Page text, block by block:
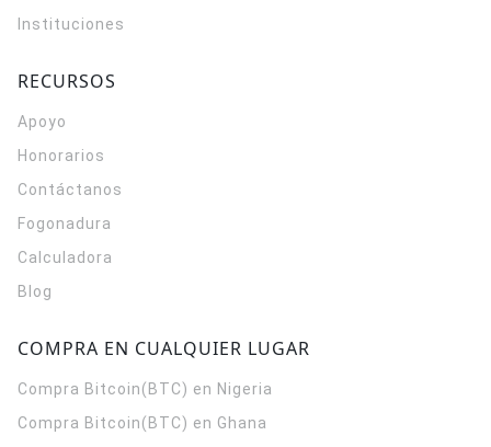
Instituciones
RECURSOS
Apoyo
Honorarios
Contáctanos
Fogonadura
Calculadora
Blog
COMPRA EN CUALQUIER LUGAR
Compra Bitcoin(BTC) en Nigeria
Compra Bitcoin(BTC) en Ghana